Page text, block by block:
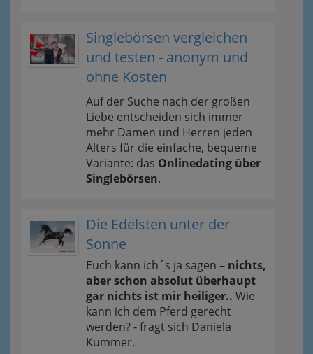
Singlebörsen vergleichen
und testen - anonym und
ohne Kosten
Auf der Suche nach der großen
Liebe entscheiden sich immer
mehr Damen und Herren jeden
Alters für die einfache, bequeme
Variante: das Onlinedating über
Singlebörsen.
Die Edelsten unter der
Sonne
Euch kann ich´s ja sagen – nichts,
aber schon absolut überhaupt
gar nichts ist mir heiliger.. Wie
kann ich dem Pferd gerecht
werden? - fragt sich Daniela
Kummer.